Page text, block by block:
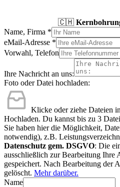
🇨🇭
Name, Firma *
eMail-Adresse *
Vorwahl, Telefon
Ihre Nachricht an uns:
Foto oder Datei hochladen:
Klicke oder ziehe Dateien
Hochladen. Du kannst bis zu 3
Sie haben hier die Möglichkeit,
notwendig), z.B.
Datenschutz gem. DSGVO: Die
ausschließlich zur Bearbeitung Ihre
gespeichert. Nach Bearbeitung der
gelöscht. Mehr darüber.
Name